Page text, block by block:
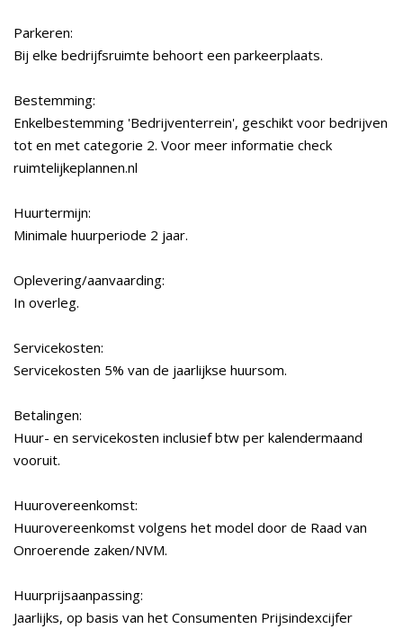
Parkeren:
Bij elke bedrijfsruimte behoort een parkeerplaats.
Bestemming:
Enkelbestemming 'Bedrijventerrein', geschikt voor bedrijven
tot en met categorie 2. Voor meer informatie check
ruimtelijkeplannen.nl
Huurtermijn:
Minimale huurperiode 2 jaar.
Oplevering/aanvaarding:
In overleg.
Servicekosten:
Servicekosten 5% van de jaarlijkse huursom.
Betalingen:
Huur- en servicekosten inclusief btw per kalendermaand
vooruit.
Huurovereenkomst:
Huurovereenkomst volgens het model door de Raad van
Onroerende zaken/NVM.
Huurprijsaanpassing:
Jaarlijks, op basis van het Consumenten Prijsindexcijfer